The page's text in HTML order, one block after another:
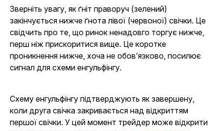
Зверніть увагу, як ґніт праворуч (зелений)
закінчується нижче ґнота лівої (червоної) свічки. Це
свідчить про те, що ринок ненадовго торгує нижче,
перш ніж прискоритися вище. Це коротке
проникнення нижче, хоча не обов’язково, посилює
сигнал для схеми енгульфінгу.
Схему енгульфінгу підтверджують як завершену,
коли друга свічка закривається над відкриттям
першої свічки. У цей момент трейдер може відкрити